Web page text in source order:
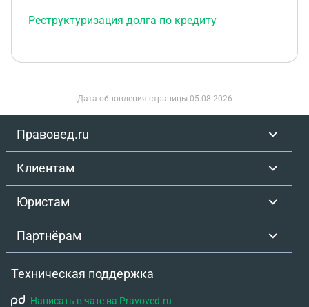
Реструктуризация долга по кредиту
Дата обновления страницы 05.08.2026
Правовед.ru
Клиентам
Юристам
Партнёрам
Техническая поддержка
Написать в чате на Pravoved.ru